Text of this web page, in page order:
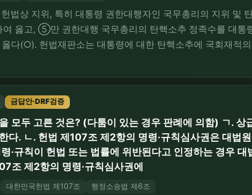
법상 지위, 특히 대통령 권한대행자인 국무총리의 지위 및
옳고, ⑤만 권한대행 국무총리의 탄핵소추 정족수를 대통
(○). 헌법재판소는 대통령에 대한 탄핵소추에 국회재적
통령은 국가원수인 동시에 행정부 수반으로서 대통령이 갖
탄핵소추가 신중하게 행사되도록 하기 위함…
금답안·DRF검증
모두 고른 것은? (다툼이 있는 경우 판례에 의함) ㄱ. 상
다. ㄴ. 헌법 제107조 제2항의 명령·규칙심사권은 대법
·규칙이 헌법 또는 법률에 위반된다고 인정하는 경우
조 제2항의 명령·규칙심사권에
대한민국헌법 제107조 행정소송법 제6조